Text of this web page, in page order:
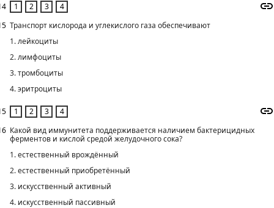
Транспорт кислорода и углекислого газа обеспечивают
1. лейкоциты
2. лимфоциты
3. тромбоциты
4. эритроциты
Какой вид иммунитета поддерживается наличием бактерицидных
ферментов и кислой средой желудочного сока?
1. естественный врождённый
2. естественный приобретённый
3. искусственный активный
4. искусственный пассивный